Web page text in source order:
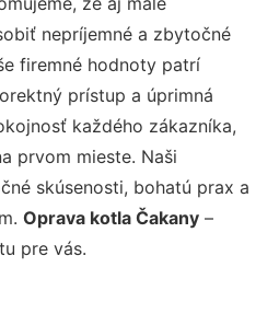
nepríjemné a zbytočné
firemné hodnoty patrí
prístup a úprimná
každého zákazníka,
prvom mieste. Naši
skúsenosti, bohatú prax a
Oprava kotla Čakany –
pre vás.